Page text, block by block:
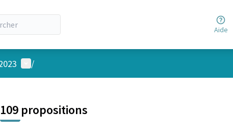
Aide
Menu utilisateur
/
109 propositions